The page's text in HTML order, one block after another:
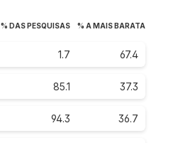
% DAS PESQUISAS % A MAIS BARATA
1.7 67.4
85.1 37.3
94.3 36.7